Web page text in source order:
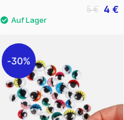
4 €
5 €
30%